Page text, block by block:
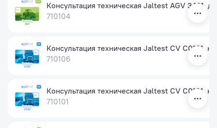
Консультация техническая Jaltest AGV 3401,
710104
Консультация техническая Jaltest CV C0101,
710106
Консультация техническая Jaltest CV C0101,
710101